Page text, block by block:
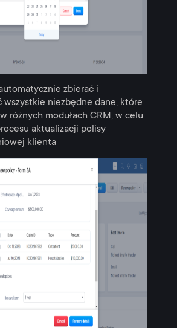
zbierać i
wszystkie niezbędne dane, które
różnych modułach CRM, w celu
aktualizacji polisy
klienta